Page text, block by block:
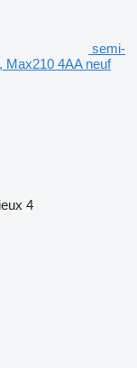
semi-
Max210 4AA neuf
4